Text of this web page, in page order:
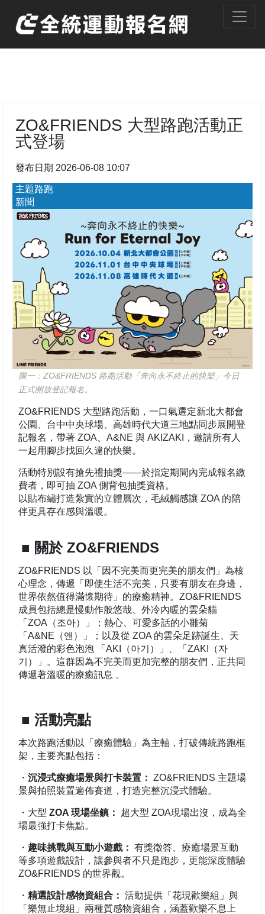
ZO&FRIENDS 大型路跑活動正
式登場
發布日期 2026-06-08 10:07
主題路跑
新聞
圖一：ZO&FRIENDS 路跑活動「奔向永不終止的快樂」今日
正式開放登記報名。
ZO&FRIENDS 大型路跑活動，一口氣選定新北大都會
公園、台中中央球場、高雄時代大道三地點同步展開登
記報名，帶著 ZOA、A&NE 與 AKIZAKI，邀請所有人
一起用腳步找回久違的快樂。
活動特別設有搶先禮抽獎——於指定期間內完成報名繳
費者，即可抽 ZOA 側背包抽獎資格。
以貼布繡打造紮實的立體層次，毛絨觸感讓 ZOA 的陪
伴更具存在感與溫暖。
■ 關於 ZO&FRIENDS
ZO&FRIENDS 以「因不完美而更完美的朋友們」為核
心理念，傳遞「即使生活不完美，只要有朋友在身邊，
世界依然值得滿懷期待」的療癒精神。ZO&FRIENDS
成員包括總是慢動作般悠哉、外冷內暖的雲朵貓
「ZOA（조아）」；熱心、可愛多話的小雛菊
「A&NE（앤）」；以及從 ZOA 的雲朵足跡誕生、天
真活潑的彩色泡泡 「AKI（아기）」、「ZAKI（자
기）」。這群因為不完美而更加完整的朋友們，正共同
傳遞著溫暖的療癒訊息 。
■ 活動亮點
本次路跑活動以「療癒體驗」為主軸，打破傳統路跑框
架，主要亮點包括：
・ 沉浸式療癒場景與打卡裝置： ZO&FRIENDS 主題場
景與拍照裝置遍佈賽道，打造完整沉浸式體驗。
・大型 ZOA 現場坐鎮：
超大型 ZOA現場出沒，成為全
場最強打卡焦點。
・ 趣味挑戰與互動小遊戲： 有獎徵答、療癒場景互動
等多項遊戲設計，讓參與者不只是跑步，更能深度體驗
ZO&FRIENDS 的世界觀。
・ 精選設計感物資組合： 活動提供「花現歡樂組」與
「樂無止境組」兩種質感物資組合，涵蓋歡樂不息上